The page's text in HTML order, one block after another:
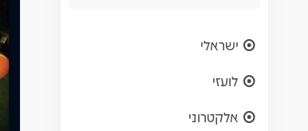
ישראלי
לועזי
אלקטרוני